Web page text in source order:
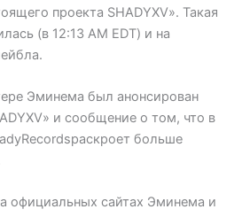
проекта SHADYXV». Такая
(в 12:13 AM EDT) и на
Эминема был анонсирован
и сообщение о том, что в
больше
официальных сайтах Эминема и